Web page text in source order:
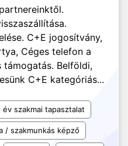
C+E jogosítvány,
Céges telefon a
támogatás. Belföldi,
C+E kategóriás...
év szakmai tapasztalat
/ szakmunkás képző